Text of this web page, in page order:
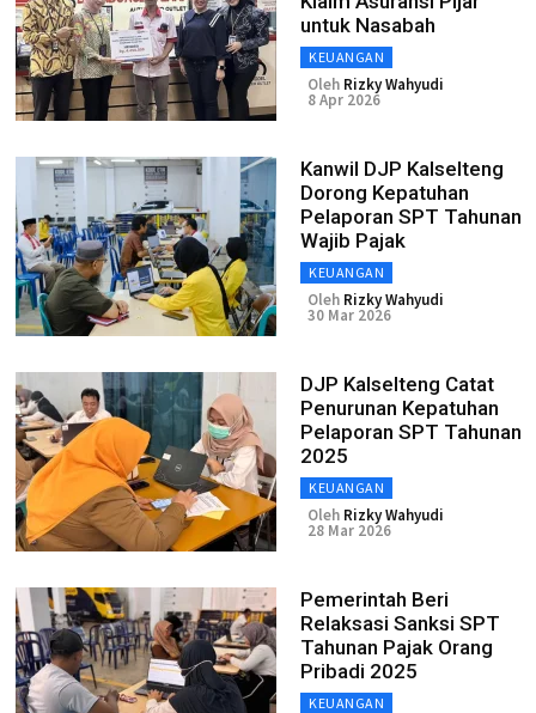
untuk Nasabah
KEUANGAN
Oleh Rizky Wahyudi
8 Apr 2026
Kanwil DJP Kalselteng
Dorong Kepatuhan
Pelaporan SPT Tahunan
Wajib Pajak
KEUANGAN
Oleh Rizky Wahyudi
30 Mar 2026
DJP Kalselteng Catat
Penurunan Kepatuhan
Pelaporan SPT Tahunan
2025
KEUANGAN
Oleh Rizky Wahyudi
28 Mar 2026
Pemerintah Beri
Relaksasi Sanksi SPT
Tahunan Pajak Orang
Pribadi 2025
KEUANGAN